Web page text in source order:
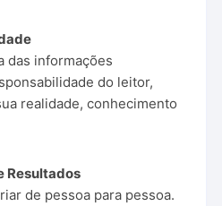
das informações
do leitor,
realidade, conhecimento
Resultados
de pessoa para pessoa.